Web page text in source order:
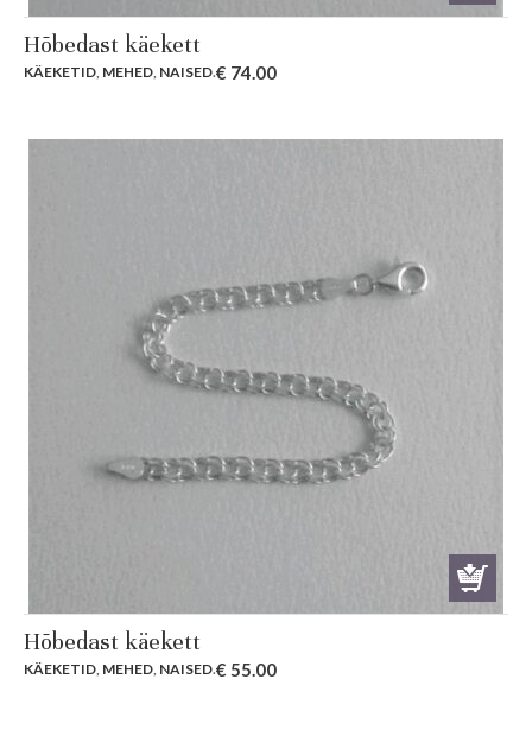
Hõbedast käekett
KÄEKETID MEHED NAISED.€ 74.00
Hõbedast käekett
KÄEKETID, MEHED, NAISED.€ 55.00